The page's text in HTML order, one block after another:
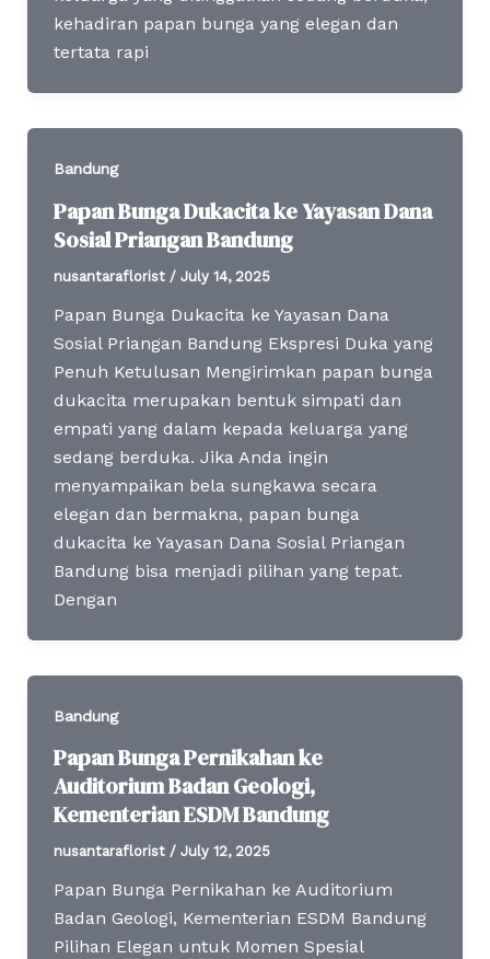
kehadiran papan bunga yang elegan dan
tertata rapi
Bandung
Papan Bunga Dukacita ke Yayasan Dana
Sosial Priangan Bandung
nusantaraflorist / July 14, 2025
Papan Bunga Dukacita ke Yayasan Dana
Sosial Priangan Bandung Ekspresi Duka yang
Penuh Ketulusan Mengirimkan papan bunga
dukacita merupakan bentuk simpati dan
empati yang dalam kepada keluarga yang
sedang berduka. Jika Anda ingin
menyampaikan bela sungkawa secara
elegan dan bermakna, papan bunga
dukacita ke Yayasan Dana Sosial Priangan
Bandung bisa menjadi pilihan yang tepat.
Dengan
Bandung
Papan Bunga Pernikahan ke
Auditorium Badan Geologi,
Kementerian ESDM Bandung
nusantaraflorist / July 12, 2025
Papan Bunga Pernikahan ke Auditorium
Badan Geologi, Kementerian ESDM Bandung
Pilihan Elegan untuk Momen Spesial